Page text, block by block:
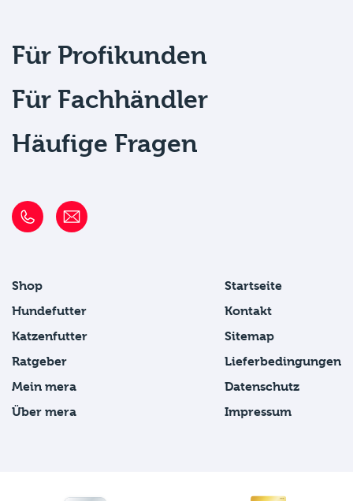
Für Profikunden
Für Fachhändler
Häufige Fragen
Shop
Hundefutter
Katzenfutter
Ratgeber
Mein mera
Über mera
Startseite
Kontakt
Sitemap
Lieferbedingungen
Datenschutz
Impressum